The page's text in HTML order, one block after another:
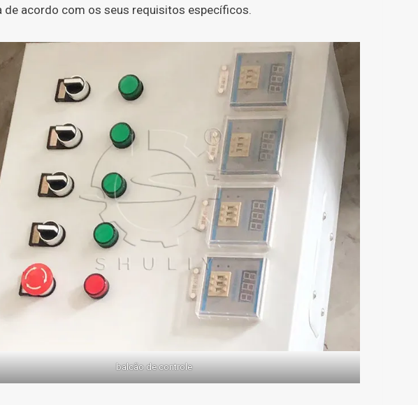
acordo com os seus requisitos específicos.
balcão de controle